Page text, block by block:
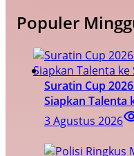
Populer
Suratin Cup
Siapkan Talenta
3 Agustus 2026